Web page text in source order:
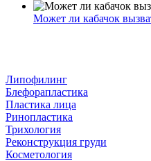
Может ли кабачок
Липофилинг
Блефорапластика
Пластика лица
Ринопластика
Трихология
Реконструкция груди
Косметология